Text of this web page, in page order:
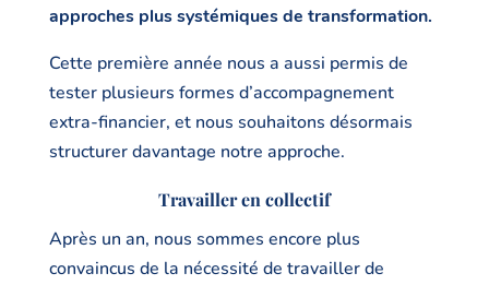
approches plus systémiques de transformation.
Cette première année nous a aussi permis de
tester plusieurs formes d’accompagnement
extra-financier, et nous souhaitons désormais
structurer davantage notre approche.
Travailler en collectif
Après un an, nous sommes encore plus
convaincus de la nécessité de travailler de